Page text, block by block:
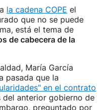
la cadena COPE el
que no se puede
está el tema de
de cabecera de la
María García
pasada que la
en el contrato
anterior gobierno de
preguntado por